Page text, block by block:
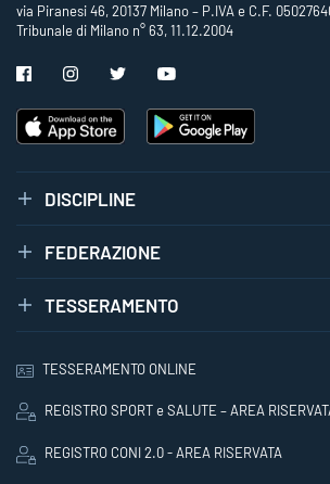
via Piranesi 46, 20137 Milano – P.IVA e C.F.
Tribunale di Milano n° 63, 11.12.2004
DISCIPLINE
FEDERAZIONE
TESSERAMENTO
TESSERAMENTO ONLINE
REGISTRO SPORT e SALUTE – AREA
REGISTRO CONI 2.0 - AREA RISERVATA